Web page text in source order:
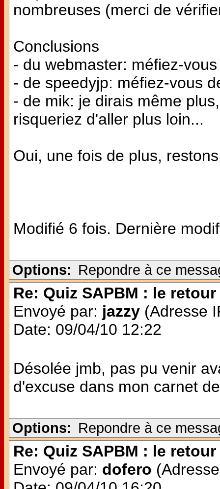
nombreuses (merci de
Conclusions
- du webmaster: méfiez-
- de speedyjp: méfiez-vous
- de mik: je dirais même
risqueriez d'aller plus loin...
Oui, une fois de plus,
Modifié 6 fois. Dernière
Options: Repondre à ce
Re: Quiz SAPBM : le retour
Envoyé par: jazzy (Adresse
Date: 09/04/10 12:22
Désolée jmb, pas pu venir
d'excuse dans mon carnet
Options: Repondre à ce
Re: Quiz SAPBM : le retour
Envoyé par: dofero